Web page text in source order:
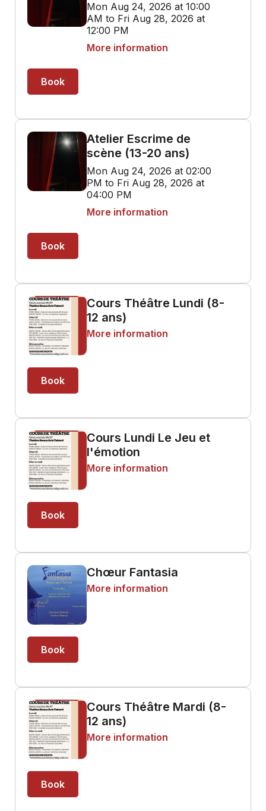
Mon Aug 24, 2026 at 10:00
AM to Fri Aug 28, 2026 at
12:00 PM
More information
Book
Atelier Escrime de
scène (13-20 ans)
Mon Aug 24, 2026 at 02:00
PM to Fri Aug 28, 2026 at
04:00 PM
More information
Book
Cours Théâtre Lundi (8-
12 ans)
More information
Book
Cours Lundi Le Jeu et
l'émotion
More information
Book
Chœur Fantasia
More information
Book
Cours Théâtre Mardi (8-
12 ans)
More information
Book